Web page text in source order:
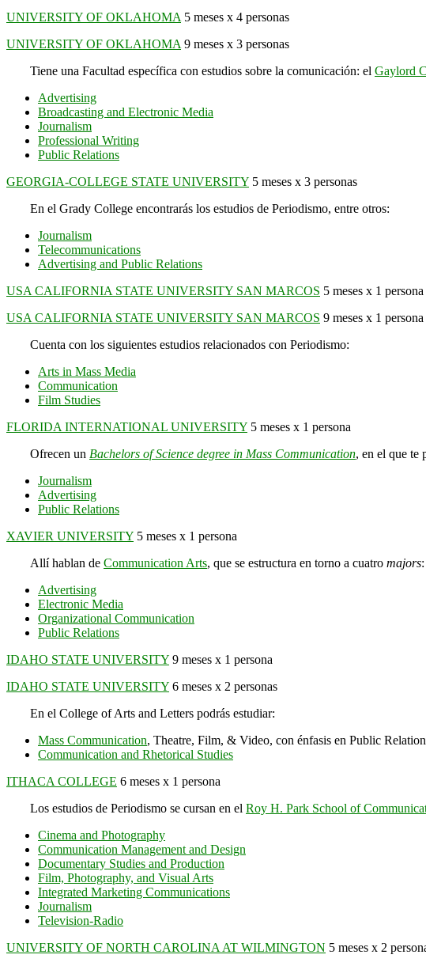
UNIVERSITY OF OKLAHOMA 5 meses x 4 personas
UNIVERSITY OF OKLAHOMA 9 meses x 3 personas
Tiene una Facultad específica con estudios sobre la comunicación: el Gaylord
Advertising
Broadcasting and Electronic Media
Journalism
Professional Writing
Public Relations
GEORGIA-COLLEGE STATE UNIVERSITY 5 meses x 3 personas
En el Grady College encontrarás los estudios de Periodismo, entre otros:
Journalism
Telecommunications
Advertising and Public Relations
USA CALIFORNIA STATE UNIVERSITY SAN MARCOS 5 meses x 1 persona
USA CALIFORNIA STATE UNIVERSITY SAN MARCOS 9 meses x 1 persona
Cuenta con los siguientes estudios relacionados con Periodismo:
Arts in Mass Media
Communication
Film Studies
FLORIDA INTERNATIONAL UNIVERSITY 5 meses x 1 persona
Ofrecen un Bachelors of Science degree in Mass Communication, en el que te
Journalism
Advertising
Public Relations
XAVIER UNIVERSITY 5 meses x 1 persona
Allí hablan de Communication Arts, que se estructura en torno a cuatro majors:
Advertising
Electronic Media
Organizational Communication
Public Relations
IDAHO STATE UNIVERSITY 9 meses x 1 persona
IDAHO STATE UNIVERSITY 6 meses x 2 personas
En el College of Arts and Letters podrás estudiar:
Mass Communication, Theatre, Film, & Video, con énfasis en Public
Communication and Rhetorical Studies
ITHACA COLLEGE 6 meses x 1 persona
Los estudios de Periodismo se cursan en el Roy H. Park School of
Cinema and Photography
Communication Management and Design
Documentary Studies and Production
Film, Photography, and Visual Arts
Integrated Marketing Communications
Journalism
Television-Radio
UNIVERSITY OF NORTH CAROLINA AT WILMINGTON 5 meses x 2